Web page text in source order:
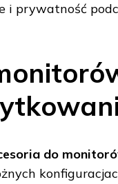
i prywatność
do